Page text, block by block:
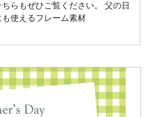
らもぜひご覧ください。 父の日
使えるフレーム素材